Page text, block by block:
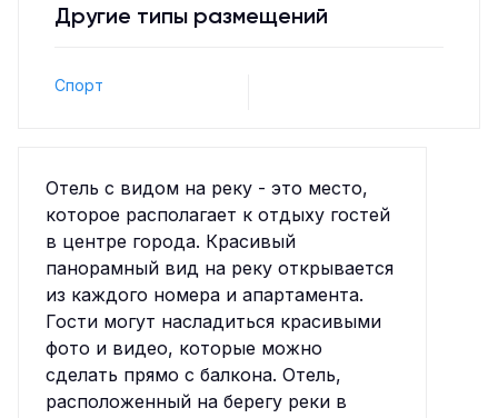
Другие типы размещений
Спорт
Отель с видом на реку - это место,
которое располагает к отдыху гостей
в центре города. Красивый
панорамный вид на реку открывается
из каждого номера и апартамента.
Гости могут насладиться красивыми
фото и видео, которые можно
сделать прямо с балкона. Отель,
расположенный на берегу реки в